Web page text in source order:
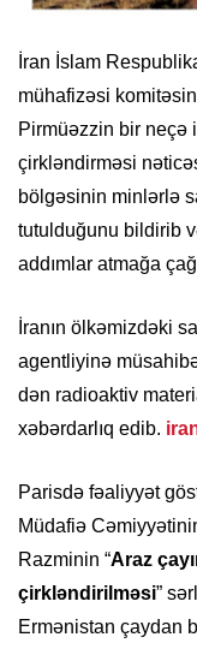
İran İslam
mühafizəsi
Pirmüəzzin bir neçə
çirkləndirməsi
bölgəsinin minlərlə
tutulduğunu bildirib
addımlar atmağa
İranın ölkəmizdəki
agentliyinə
dən radioaktiv
xəbərdarlıq edib.
Parisdə fəaliyyət
Müdafiə
Razminin “Araz
çirkləndirilməsi”
Ermənistan çaydan